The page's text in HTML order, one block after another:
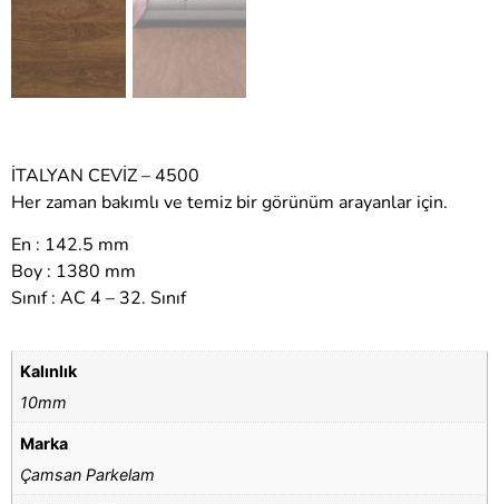
İTALYAN CEVİZ – 4500
Her zaman bakımlı ve temiz bir görünüm arayanlar için.
En : 142.5 mm
Boy : 1380 mm
Sınıf : AC 4 – 32. Sınıf
Kalınlık
10mm
Marka
Çamsan Parkelam